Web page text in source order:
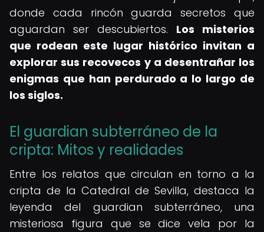
donde cada rincón guarda secretos que
aguardan ser descubiertos. Los misterios
que rodean este lugar histórico invitan a
explorar sus recovecos y a desentrañar los
enigmas que han perdurado a lo largo de
los siglos.
El guardian subterráneo de la
cripta: Mitos y realidades
Entre los relatos que circulan en torno a la
cripta de la Catedral de Sevilla, destaca la
leyenda del guardian subterráneo, una
misteriosa figura que se dice vela por la